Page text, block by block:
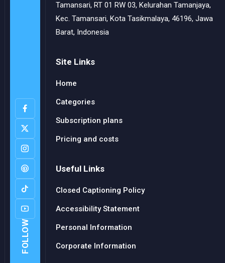
FOLLOW
Tamansari, RT 01 RW 03, Kelurahan Tamanjaya,
Kec. Tamansari, Kota Tasikmalaya, 46196, Jawa
Barat, Indonesia
Site Links
Home
Categories
Subscription plans
Pricing and costs
Useful Links
Closed Captioning Policy
Accessibility Statement
Personal Information
Corporate Information